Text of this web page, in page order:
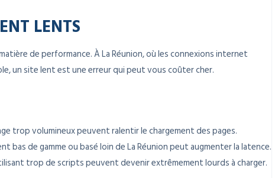
LENTS
de performance. À La Réunion, où les connexions internet
un site lent est une erreur qui peut vous coûter cher.
trop volumineux peuvent ralentir le chargement des pages.
bas de gamme ou basé loin de La Réunion peut augmenter la latence.
trop de scripts peuvent devenir extrêmement lourds à charger.